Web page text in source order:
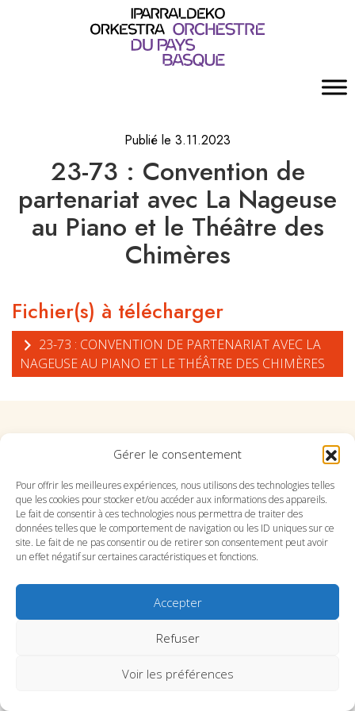
Gérer le consentement
Pour offrir les meilleures expériences, nous utilisons des technologies telles
que les cookies pour stocker et/ou accéder aux informations des appareils.
Le fait de consentir à ces technologies nous permettra de traiter des
données telles que le comportement de navigation ou les ID uniques sur ce
site. Le fait de ne pas consentir ou de retirer son consentement peut avoir
un effet négatif sur certaines caractéristiques et fonctions.
Accepter
Refuser
Voir les préférences
Publié le 3.11.2023
23-73 : Convention de
partenariat avec La Nageuse
au Piano et le Théâtre des
Chimères
Fichier(s) à télécharger
23-73 : CONVENTION DE PARTENARIAT AVEC LA
NAGEUSE AU PIANO ET LE THÉÂTRE DES CHIMÈRES
Suivez l'Orchestre du Pays Basque sur les réseaux
Suivez le conservatoire du Pays Basque sur les
réseaux
SITE DU CONSERVATOIRE
MENTIONS LÉGALES